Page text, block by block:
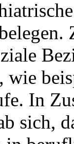
wie
In
sich,